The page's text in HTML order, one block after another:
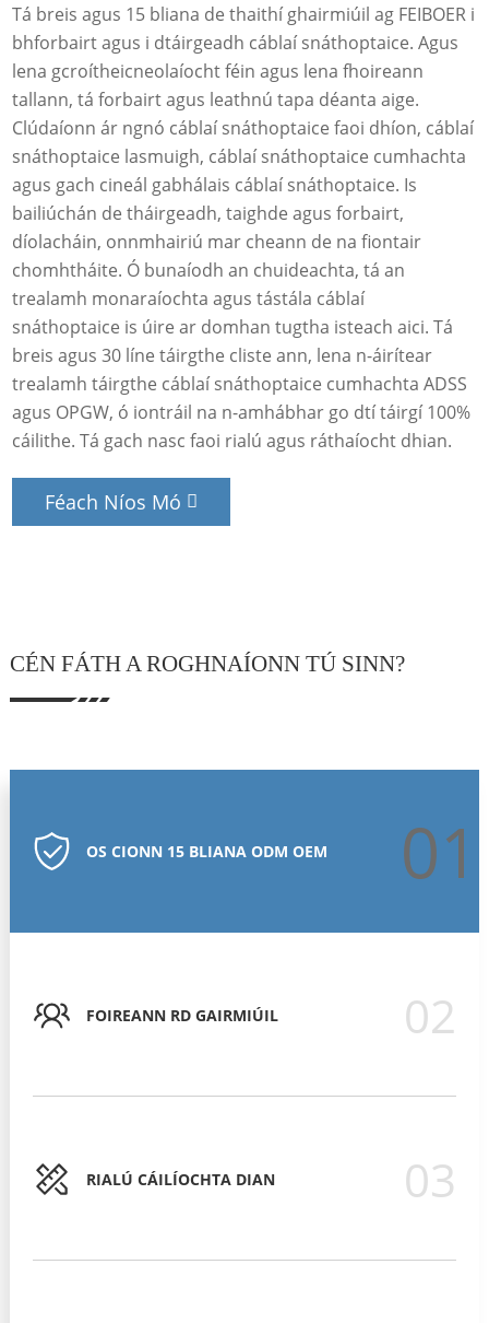
Tá breis agus 15 bliana de thaithí ghairmiúil ag FEIBOER i
bhforbairt agus i dtáirgeadh cáblaí snáthoptaice. Agus
lena gcroítheicneolaíocht féin agus lena fhoireann
tallann, tá forbairt agus leathnú tapa déanta aige.
Clúdaíonn ár ngnó cáblaí snáthoptaice faoi dhíon, cáblaí
snáthoptaice lasmuigh, cáblaí snáthoptaice cumhachta
agus gach cineál gabhálais cáblaí snáthoptaice. Is
bailiúchán de tháirgeadh, taighde agus forbairt,
díolacháin, onnmhairiú mar cheann de na fiontair
chomhtháite. Ó bunaíodh an chuideachta, tá an
trealamh monaraíochta agus tástála cáblaí
snáthoptaice is úire ar domhan tugtha isteach aici. Tá
breis agus 30 líne táirgthe cliste ann, lena n-áirítear
trealamh táirgthe cáblaí snáthoptaice cumhachta ADSS
agus OPGW, ó iontráil na n-amhábhar go dtí táirgí 100%
cáilithe. Tá gach nasc faoi rialú agus ráthaíocht dhian.
Féach Níos Mó
CÉN FÁTH A ROGHNAÍONN TÚ SINN?
OS CIONN 15 BLIANA ODM OEM 01
FOIREANN RD GAIRMIÚIL 02
RIALÚ CÁILÍOCHTA DIAN 03